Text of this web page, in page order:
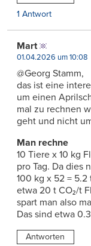
1 Antwort
Mart
01.04.2026 um 10:08
@Georg Stamm,
das ist eine
um einen
mal zu rechnen
geht und nicht
Man rechne
10 Tiere x 10 kg
pro Tag. Da dies
100 kg x 52 =
etwa 20 t CO₂/t
spart man also
Das sind etwa
Antworten